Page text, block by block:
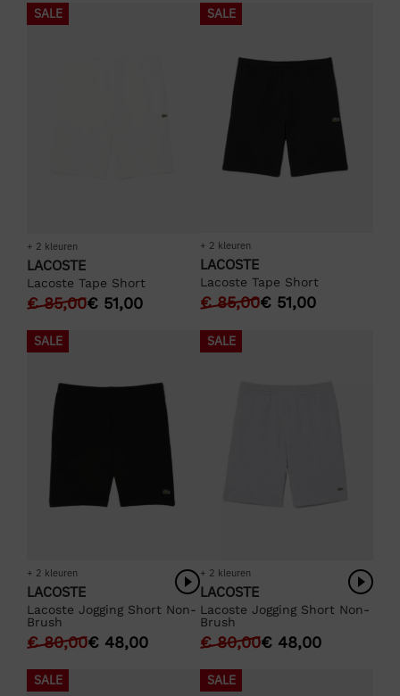
SALE
+ 2 kleuren
LACOSTE
Lacoste Tape Short
€85,00€ 51,00
SALE
+ 2 kleuren
LACOSTE
Lacoste Tape Short
€85,00€ 51,00
SALE
+ 2 kleuren
LACOSTE
Lacoste Jogging Short Non-
Brush
€80,00€ 48,00
SALE
+ 2 kleuren
LACOSTE
Lacoste Jogging Short Non-
Brush
€80,00€ 48,00
SALE SALE